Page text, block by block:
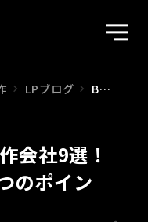
LPブログ BtoBが得意なLP制作会社9選！費用相場や選び方5つのポイントも解説
会社9選！
のポイン